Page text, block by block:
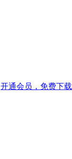
开通会员，免费下